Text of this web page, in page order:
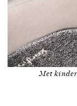
Met